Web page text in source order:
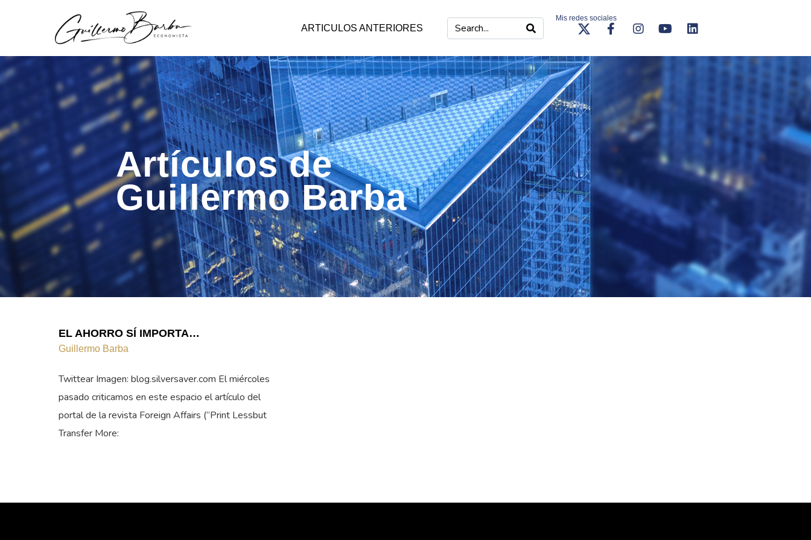
ARTICULOS ANTERIORES
Mis redes sociales
Artículos de
Guillermo Barba
EL AHORRO SÍ IMPORTA…
Guillermo Barba
Twittear Imagen: blog.silversaver.com El miércoles
pasado criticamos en este espacio el artículo del
portal de la revista Foreign Affairs (“Print Lessbut
Transfer More: